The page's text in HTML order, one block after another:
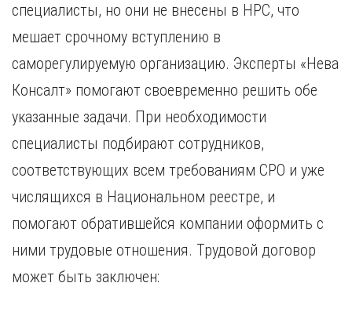
специалисты, но они не внесены в НРС, что
мешает срочному вступлению в
саморегулируемую организацию. Эксперты «Нева
Консалт» помогают своевременно решить обе
указанные задачи. При необходимости
специалисты подбирают сотрудников,
соответствующих всем требованиям СРО и уже
числящихся в Национальном реестре, и
помогают обратившейся компании оформить с
ними трудовые отношения. Трудовой договор
может быть заключен: